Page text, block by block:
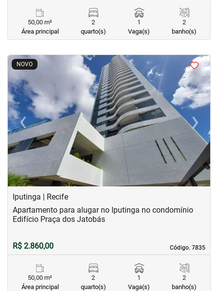
50,00 m²
Área principal
2
quarto(s)
1
Vaga(s)
2
banho(s)
NOVO
< <<<
‹Previous ›Next
Iputinga | Recife
Código. 7835
Código. 7835
Apartamento para alugar no Iputinga no condomínio
Edifício Praça dos Jatobás
R$ 2.860,00
50,00 m²
Área principal
2
quarto(s)
1
Vaga(s)
2
banho(s)